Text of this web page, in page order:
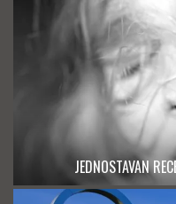
JEDNOSTAVAN